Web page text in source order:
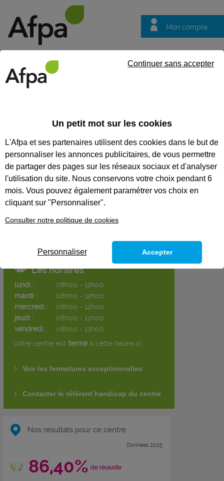
Mon compte
questions
CENTRE DE DIJON CHEVIGNY
L'adresse
2 rue du château
21800
CHEVIGNY ST SAUVEUR
Les horaires
lundi :
08h00 - 12h00
mardi :
08h00 - 12h00
mercredi :
08h00 - 12h00
jeudi :
08h00 - 12h00
vendredi :
08h00 - 12h00
Votre centre est fermé à cette heure-ci.
Voir les fermetures exceptionnelles
Contacter le référent handicap du centre
Nos résultats pour ce centre
Données 2025
86,40% de réussite
Un petit mot sur les cookies
L'Afpa et ses partenaires utilisent des cookies dans le but de
personnaliser les annonces publicitaires, de vous permettre
de partager des pages sur les réseaux sociaux et d'analyser
l'utilisation du site. Nous conservons votre choix pendant 6
mois. Vous pouvez également paramétrer vos choix en
cliquant sur "Personnaliser".
Consulter notre politique de cookies
Continuer sans accepter
Personnaliser Accepter